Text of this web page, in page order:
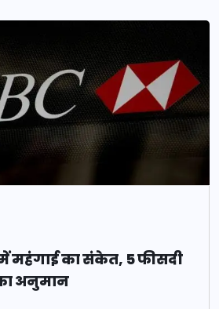
में महंगाई का संकेत, 5 फीसदी
अनुमान